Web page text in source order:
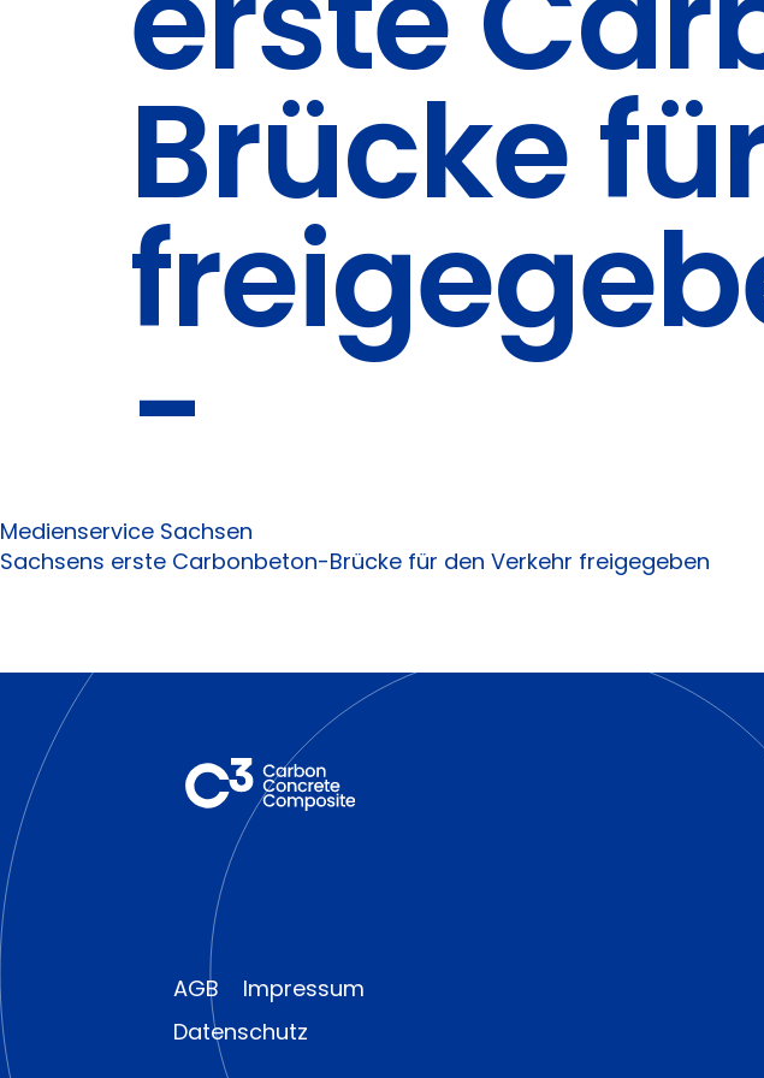
Brücke
-
Medienservice Sachsen
Sachsens erste Carbonbeton-Brücke für den Verkehr freigegeben
AGB
Impressum
Datenschutz